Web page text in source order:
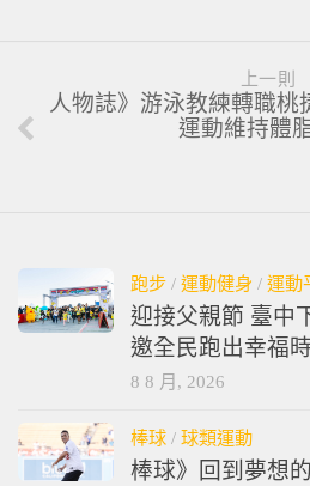
上一則
人物誌》游泳教練轉職桃
運動維持體
跑步 / 運動健身 / 運動
迎接父親節 臺中
邀全民跑出幸福
8 8 月, 2026
棒球 / 球類運動
棒球》回到夢想